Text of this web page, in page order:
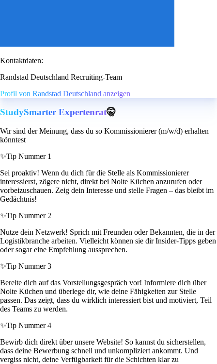
Kontaktdaten:
Randstad Deutschland Recruiting-Team
Profil von Randstad Deutschland anzeigen
StudySmarter Expertenrat🤫
Wir sind der Meinung, dass du so Kommissionierer (m/w/d) erhalten
könntest
✨Tip Nummer 1
Sei proaktiv! Wenn du dich für die Stelle als Kommissionierer
interessierst, zögere nicht, direkt bei Nolte Küchen anzurufen oder
vorbeizuschauen. Zeig dein Interesse und stelle Fragen – das bleibt im
Gedächtnis!
✨Tip Nummer 2
Nutze dein Netzwerk! Sprich mit Freunden oder Bekannten, die in der
Logistikbranche arbeiten. Vielleicht können sie dir Insider-Tipps geben
oder sogar eine Empfehlung aussprechen.
✨Tip Nummer 3
Bereite dich auf das Vorstellungsgespräch vor! Informiere dich über
Nolte Küchen und überlege dir, wie deine Fähigkeiten zur Stelle
passen. Das zeigt, dass du wirklich interessiert bist und motiviert, Teil
des Teams zu werden.
✨Tip Nummer 4
Bewirb dich direkt über unsere Website! So kannst du sicherstellen,
dass deine Bewerbung schnell und unkompliziert ankommt. Und
vergiss nicht, deine Verfügbarkeit für die Schichten klar zu